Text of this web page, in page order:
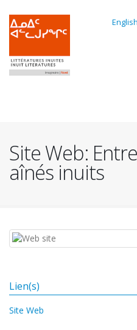
contenu
English
Site Web:
aînés inuits
Lien(s)
Site Web